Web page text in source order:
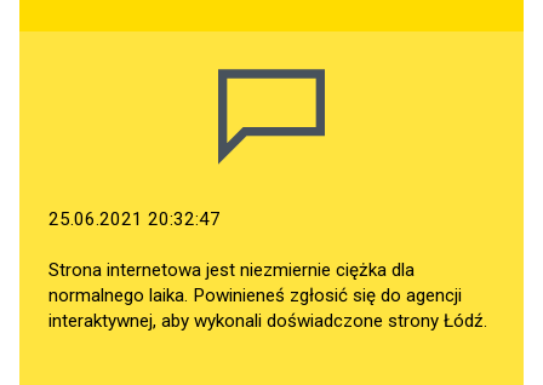
25.06.2021 20:32:47
Strona internetowa jest niezmiernie ciężka dla
normalnego laika. Powinieneś zgłosić się do agencji
interaktywnej, aby wykonali doświadczone strony Łódź.